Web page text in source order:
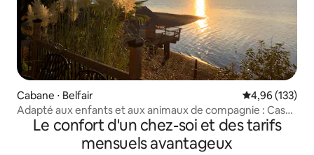
Cabane ⋅ Belfair Évaluation
4,96 (133)
Adapté aux enfants et aux animaux de compagnie : Case
Inlet Western Waterfront
Le confort d'un chez-soi et des tarifs
mensuels avantageux